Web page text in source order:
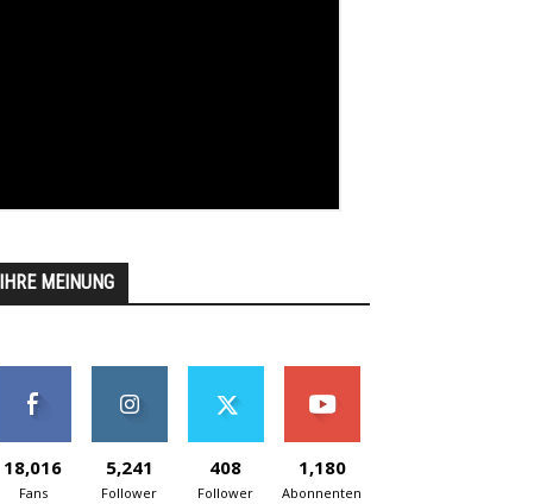
IHRE MEINUNG
18,016
Fans
5,241
Follower
408
Follower
1,180
Abonnenten